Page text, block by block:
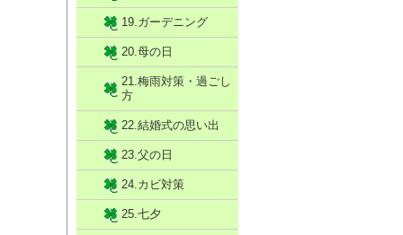
19.ガーデニング
20.母の日
21.梅雨対策・過ごし
方
22.結婚式の思い出
23.父の日
24.カビ対策
25.七夕